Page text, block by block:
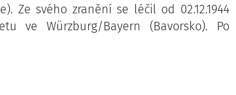
Ze svého zranění se léčil od 02.12.1944
ve Würzburg/Bayern (Bavorsko). Po